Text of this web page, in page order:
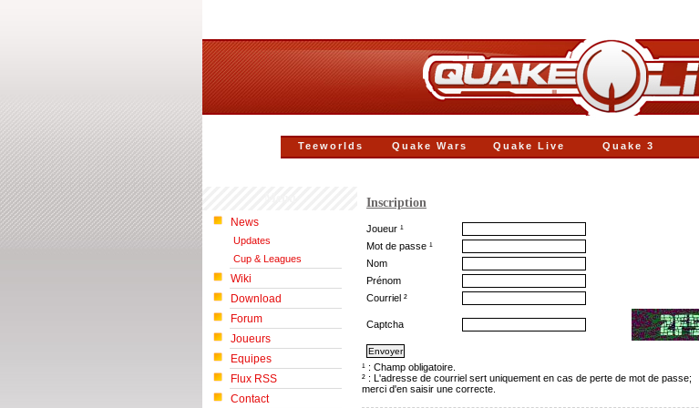
Quake 3
Quake Live
Quake Wars
Teeworlds
News
Updates
Cup & Leagues
Wiki
Download
Forum
Joueurs
Equipes
Flux RSS
Contact
Inscription
Joueur ¹
Mot de passe ¹
Nom
Prénom
Courriel ²
Captcha
¹ : Champ obligatoire.
² : L'adresse de courriel sert uniquement en cas de perte de mot de passe;
merci d'en saisir une correcte.